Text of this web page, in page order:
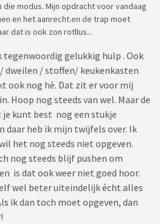
modus. Mijn opdracht voor vandaag
en het aanrecht.en de trap moet
dat is ook zon rotllus...
tegenwoordig gelukkig hulp . Ook
dweilen / stoffen/ keukenkasten
ook nog hè. Dat zit er voor mij
Hoop nog steeds van wel. Maar de
je kunt best nog een stukje
daar heb ik mijn twijfels over. Ik
het nog steeds niet opgeven.
nog steeds blijf pushen om
is dat ook weer niet goed hoor.
wel beter uiteindelijk écht alles
ik dan toch moet opgeven, dan